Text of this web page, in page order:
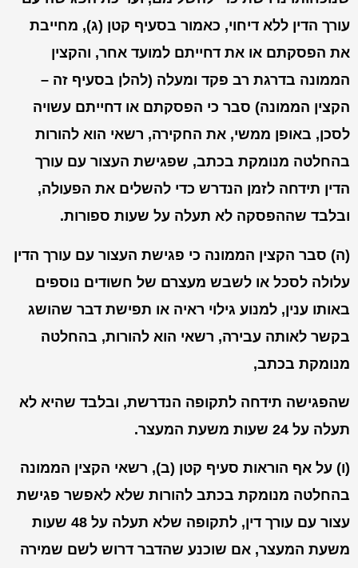
עורך הדין ללא דיחוי, כאמור בסעיף קטן (ג), מחייבת
את הפסקתם או את דחייתם למועד אחר, והקצין
הממונה בדרגת רב פקד ומעלה (להלן בסעיף זה –
הקצין הממונה) סבר כי הפסקתם או דחייתם עשויה
לסכן, באופן ממשי, את החקירה, רשאי הוא להורות
בהחלטה מנומקת בכתב, שפגישת העצור עם עורך
הדין תידחה לזמן הנדרש כדי להשלים את הפעולה,
ובלבד שההפסקה לא תעלה על שעות ספורות.
(ה) סבר הקצין הממונה כי פגישת העצור עם עורך הדין
עלולה לסכל או לשבש מעצרם של חשודים נוספים
באותו ענין, למנוע גילוי ראיה או תפישת דבר שהושג
בקשר לאותה עבירה, רשאי הוא להורות, בהחלטה
מנומקת בכתב,
שהפגישה תידחה לתקופה הנדרשת, ובלבד שהיא לא
תעלה על 24 שעות משעת המעצר.
(ו) על אף הוראות סעיף קטן (ב), רשאי הקצין הממונה
בהחלטה מנומקת בכתב להורות שלא לאפשר פגישת
עצור עם עורך דין, לתקופה שלא תעלה על 48 שעות
משעת המעצר, אם שוכנע שהדבר דרוש לשם שמירה